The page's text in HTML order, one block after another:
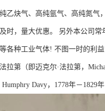
乙炔气、高纯氩气、高纯氮气
时，量大优惠。 另外本公司
各种工业气体! 不图一时的利
拉第（即迈克尔·法拉第，
Davy，1778年－1829